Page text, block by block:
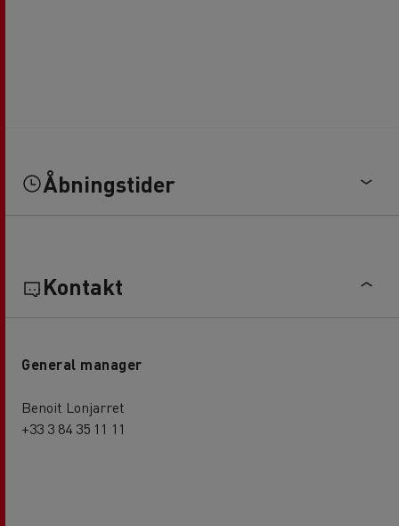
Åbningstider
Kontakt
General manager
Benoit Lonjarret
+33 3 84 35 11 11